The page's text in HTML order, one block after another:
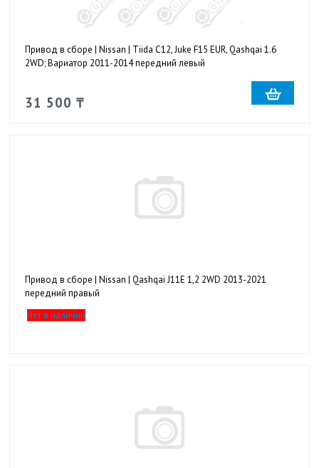
Привод в сборе | Nissan | Tiida C12, Juke F15 EUR, Qashqai 1.6
2WD; Вариатор 2011-2014 передний левый
31 500 ₸
Привод в сборе | Nissan | Qashqai J11E 1,2 2WD 2013-2021
передний правый
Нет в наличии